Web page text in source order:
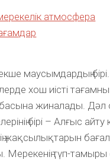
атмосфера
маусымдардың
хош иісті тағамның
жиналады. Дәл
бірі – Алғыс айту
жақсылықтарын
түп-тамыры